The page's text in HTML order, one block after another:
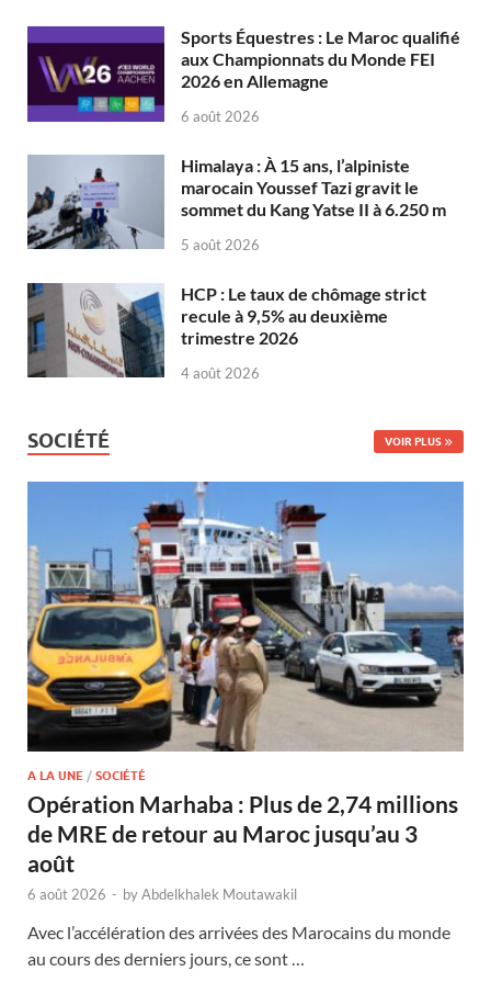
Sports Équestres : Le Maroc qualifié
aux Championnats du Monde FEI
2026 en Allemagne
6 août 2026
Himalaya : À 15 ans, l’alpiniste
marocain Youssef Tazi gravit le
sommet du Kang Yatse II à 6.250 m
5 août 2026
HCP : Le taux de chômage strict
recule à 9,5% au deuxième
trimestre 2026
4 août 2026
SOCIÉTÉ VOIR PLUS
A LA UNE / SOCIÉTÉ
Opération Marhaba : Plus de 2,74 millions
de MRE de retour au Maroc jusqu’au 3
août
6 août 2026 - byAbdelkhalek Moutawakil
Avec l’accélération des arrivées des Marocains du monde
au cours des derniers jours, ce sont …